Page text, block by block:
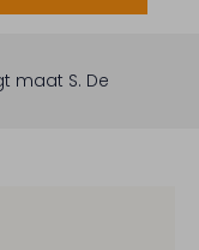
maat S. De